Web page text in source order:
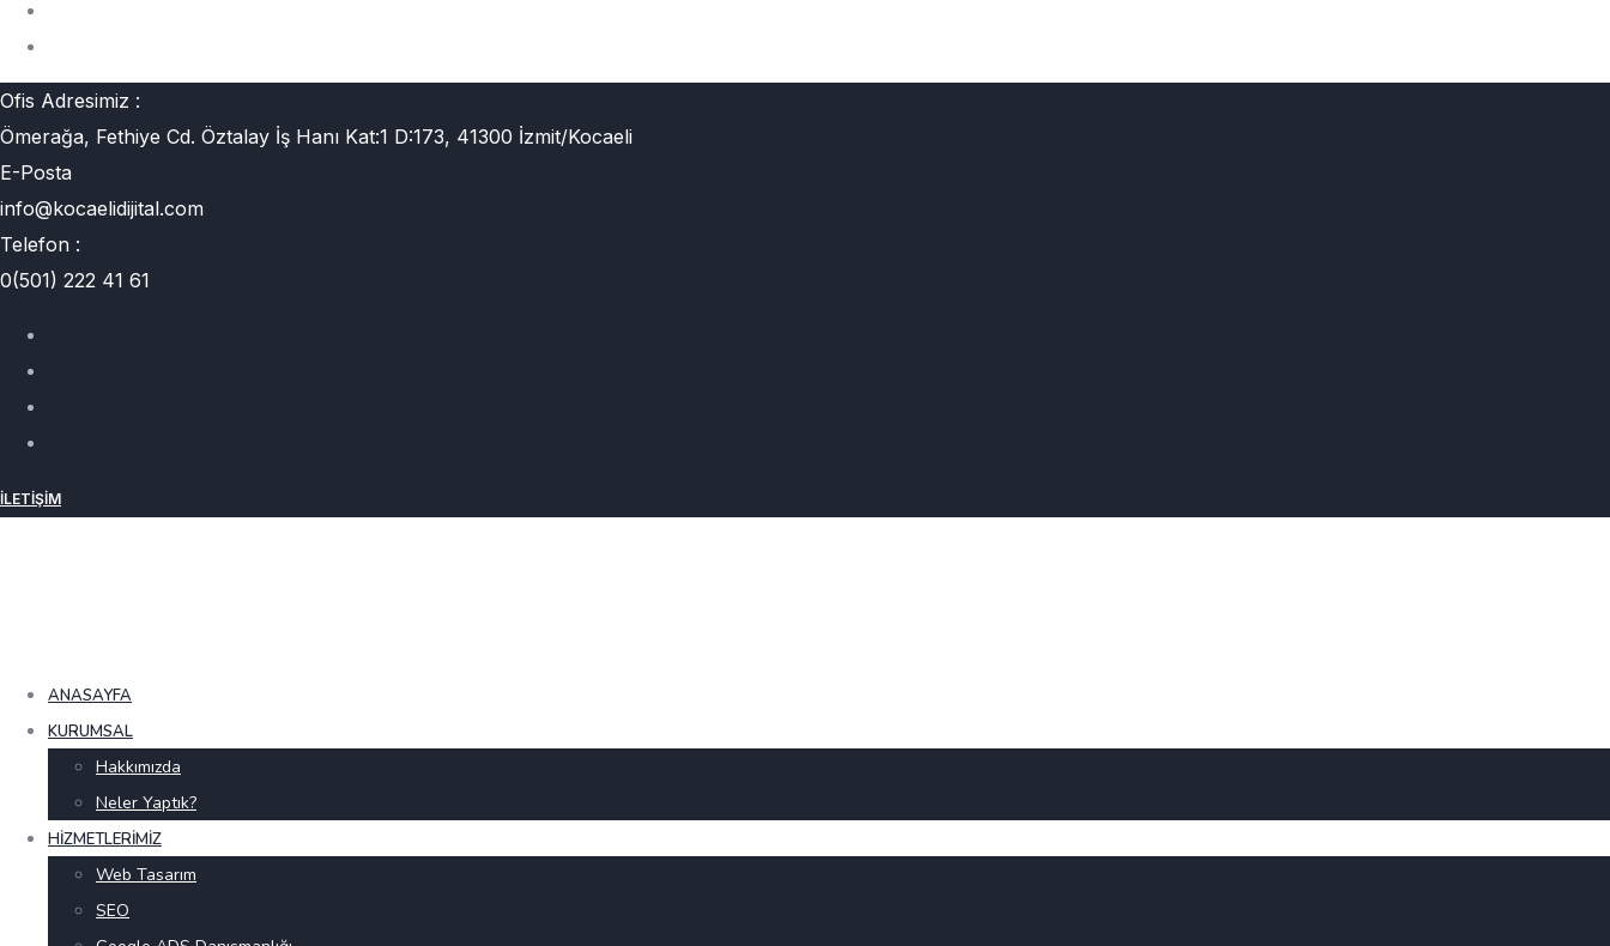
Ofis Adresimiz :
Ömerağa, Fethiye Cd. Öztalay İş Hanı Kat:1 D:173, 41300 İzmit/Kocaeli
E-Posta
info@kocaelidijital.com
Telefon :
0(501) 222 41 61
İLETIŞIM
ANASAYFA
KURUMSAL
Hakkımızda
Neler Yaptık?
HIZMETLERIMIZ
Web Tasarım
SEO